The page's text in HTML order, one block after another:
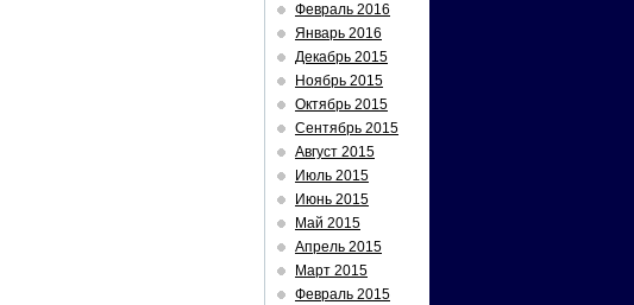
Февраль 2016
Январь 2016
Декабрь 2015
Ноябрь 2015
Октябрь 2015
Сентябрь 2015
Август 2015
Июль 2015
Июнь 2015
Май 2015
Апрель 2015
Март 2015
Февраль 2015